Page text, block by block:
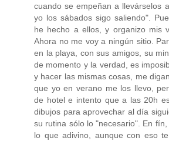
cuando se empeñan a llevárselos
yo los sábados sigo saliendo".
he hecho a ellos, y organizo mis
Ahora no me voy a ningún sitio.
en la playa, con sus amigos, su
de momento y la verdad, es
y hacer las mismas cosas, me
que yo en verano me los llevo,
de hotel e intento que a las 20h
dibujos para aprovechar al día
su rutina sólo lo "necesario". En
lo que adivino, aunque con eso